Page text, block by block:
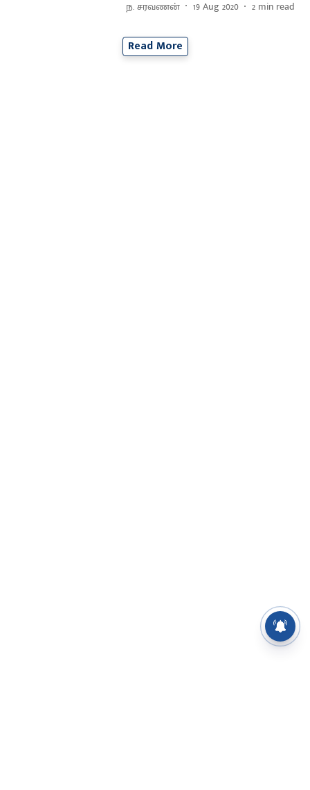
ந. சரவணன் 19 Aug 2020 2 min read
Read More